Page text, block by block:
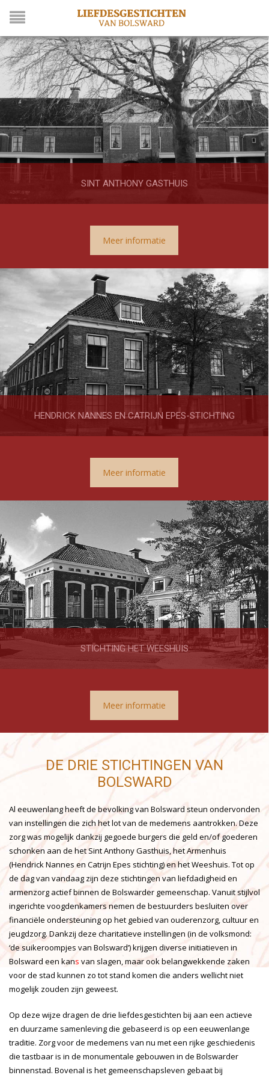
SINT ANTHONY GASTHUIS
Meer informatie
HENDRICK NANNES EN CATRIJN EPES-STICHTING
Meer informatie
STICHTING HET WEESHUIS
Meer informatie
DE DRIE STICHTINGEN VAN
BOLSWARD
Al eeuwenlang heeft de bevolking van Bolsward steun ondervonden
van instellingen die zich het lot van de medemens aantrokken. Deze
zorg was mogelijk dankzij gegoede burgers die geld en/of goederen
schonken aan de het Sint Anthony Gasthuis, het Armenhuis
(Hendrick Nannes en Catrijn Epes stichting) en het Weeshuis. Tot op
de dag van vandaag zijn deze stichtingen van liefdadigheid en
armenzorg actief binnen de Bolswarder gemeenschap. Vanuit stijlvol
ingerichte voogdenkamers nemen de bestuurders besluiten over
financiële ondersteuning op het gebied van ouderenzorg, cultuur en
jeugdzorg. Dankzij deze charitatieve instellingen (in de volksmond:
‘de suikeroompjes van Bolsward’)krijgen diverse initiatieven in
Bolsward een kans van slagen, maar ook belangwekkende zaken
voor de stad kunnen zo tot stand komen die anders wellicht niet
mogelijk zouden zijn geweest.
Op deze wijze dragen de drie liefdesgestichten bij aan een actieve
en duurzame samenleving die gebaseerd is op een eeuwenlange
traditie. Zorg voor de medemens van nu met een rijke geschiedenis
die tastbaar is in de monumentale gebouwen in de Bolswarder
binnenstad. Bovenal is het gemeenschapsleven gebaat bij